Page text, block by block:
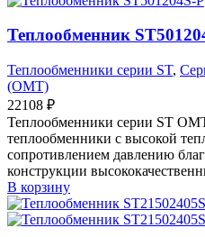
Теплообменник
Теплообменники серии ST,
(OMT)
22108 ₽
Теплообменники серии ST
теплообменники с высокой
сопротивлением давлению
конструкции
В корзину